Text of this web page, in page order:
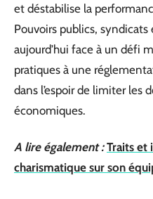
et déstabilise la
Pouvoirs publics,
aujourd’hui face à un défi
pratiques à une
dans l’espoir de limiter les
économiques.
A lire également : Traits et
charismatique sur son